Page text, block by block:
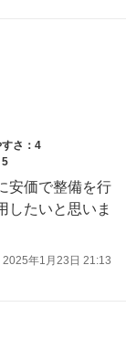
さ：4
5
安価で整備を行
したいと思いま
2025年1月23日 21:13